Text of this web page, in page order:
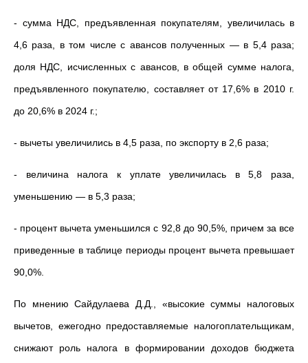
- сумма НДС, предъявленная покупателям, увеличилась в
4,6 раза, в том числе с авансов полученных — в 5,4 раза;
доля НДС, исчисленных с авансов, в общей сумме налога,
предъявленного покупателю, составляет от 17,6% в 2010 г.
до 20,6% в 2024 г.;
- вычеты увеличились в 4,5 раза, по экспорту в 2,6 раза;
- величина налога к уплате увеличилась в 5,8 раза,
уменьшению — в 5,3 раза;
- процент вычета уменьшился с 92,8 до 90,5%, причем за все
приведенные в таблице периоды процент вычета превышает
90,0%.
По мнению Сайдулаева Д.Д., «высокие суммы налоговых
вычетов, ежегодно предоставляемые налогоплательщикам,
снижают роль налога в формировании доходов бюджета